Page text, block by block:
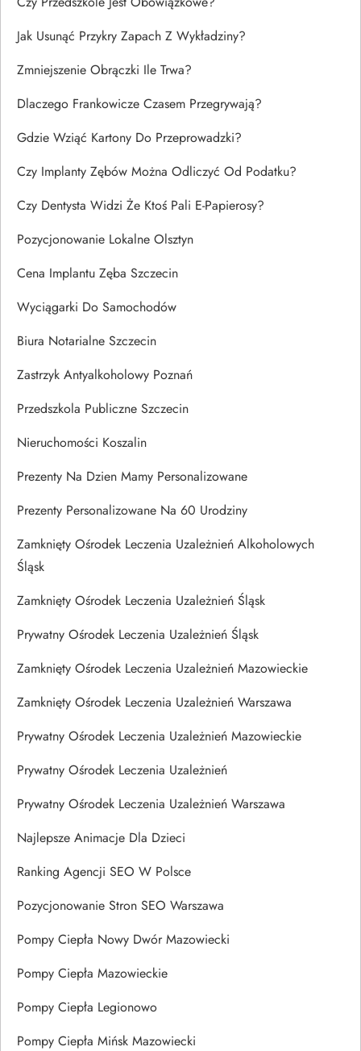
Jak Usunąć Przykry Zapach Z Wykładziny?
Zmniejszenie Obrączki Ile Trwa?
Dlaczego Frankowicze Czasem Przegrywają?
Gdzie Wziąć Kartony Do Przeprowadzki?
Czy Implanty Zębów Można Odliczyć Od Podatku?
Czy Dentysta Widzi Że Ktoś Pali E-Papierosy?
Pozycjonowanie Lokalne Olsztyn
Cena Implantu Zęba Szczecin
Wyciągarki Do Samochodów
Biura Notarialne Szczecin
Zastrzyk Antyalkoholowy Poznań
Przedszkola Publiczne Szczecin
Nieruchomości Koszalin
Prezenty Na Dzien Mamy Personalizowane
Prezenty Personalizowane Na 60 Urodziny
Zamknięty Ośrodek Leczenia Uzależnień Alkoholowych
Śląsk
Zamknięty Ośrodek Leczenia Uzależnień Śląsk
Prywatny Ośrodek Leczenia Uzależnień Śląsk
Zamknięty Ośrodek Leczenia Uzależnień Mazowieckie
Zamknięty Ośrodek Leczenia Uzależnień Warszawa
Prywatny Ośrodek Leczenia Uzależnień Mazowieckie
Prywatny Ośrodek Leczenia Uzależnień
Prywatny Ośrodek Leczenia Uzależnień Warszawa
Najlepsze Animacje Dla Dzieci
Ranking Agencji SEO W Polsce
Pozycjonowanie Stron SEO Warszawa
Pompy Ciepła Nowy Dwór Mazowiecki
Pompy Ciepła Mazowieckie
Pompy Ciepła Legionowo
Pompy Ciepła Mińsk Mazowiecki